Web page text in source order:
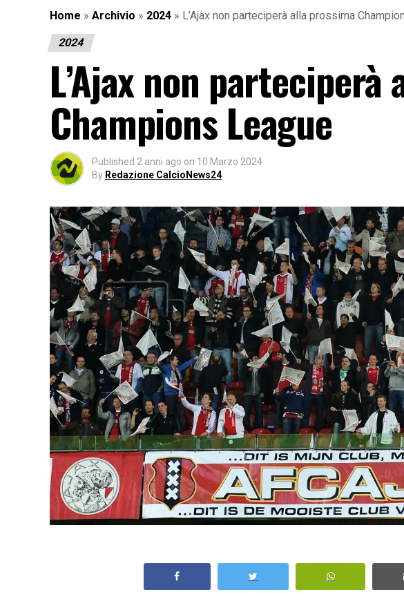
Home » Archivio » 2024 » L’Ajax non parteciperà alla prossima
2024
L’Ajax non
Champions League
Published 2 anni ago on 10 Marzo 2024
By Redazione CalcioNews24